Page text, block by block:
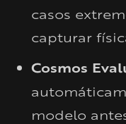
casos
capturar
Cosmos
modelo